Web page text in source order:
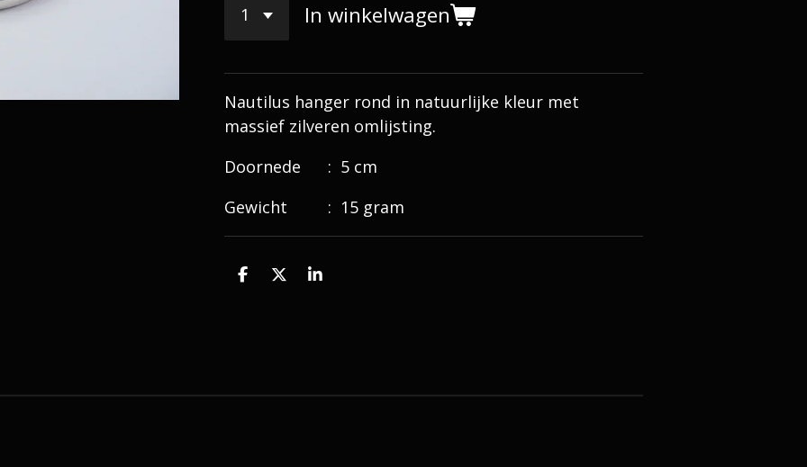
In winkelwagen
Nautilus hanger rond in natuurlijke kleur met
massief zilveren omlijsting.
Doornede : 5 cm
Gewicht : 15 gram
D
D
S